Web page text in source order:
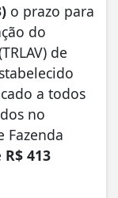
o prazo para
do
de
a todos
no
Fazenda
R$ 413